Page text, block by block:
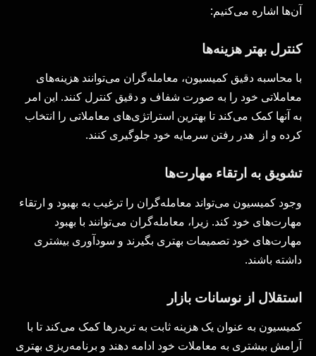
آن‌ها اشاره می‌کنیم:
کنترل بهتر هزینه‌ها
با محاسبه دقیق کمیسیون، معامله‌گران می‌توانند هزینه‌های
معاملاتی خود را به صورت شفاف و دقیق کنترل کنند. این امر
به آنها کمک می‌کند تا بهترین استراتژی‌های معاملاتی را انتخاب
کرده و از هدر رفتن سرمایه خود جلوگیری کنند.
تشویق به ارتقاء مهارت‌ها
وجود کمیسیون می‌تواند معامله‌گران را ترغیب به بهبود و ارتقاء
مهارت‌های خود کند. زیرا، معامله‌گران می‌توانند با بهبود
مهارت‌های خود تصمیمات بهتری بگیرند و سودآوری بیشتری
داشته باشند.
استقلال از نوسانات بازار
کمیسیون به عنوان یک هزینه ثابت به تریدرها کمک می‌کند تا با
آرامش بیشتری به معاملات خود ادامه دهند و برنامه‌ریزی بهتری